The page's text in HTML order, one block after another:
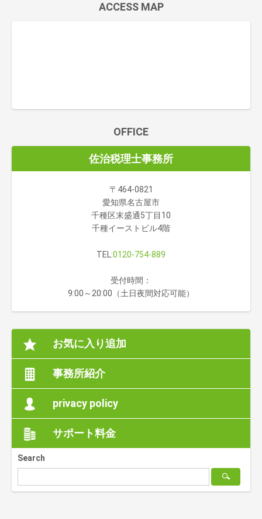
ACCESS MAP
OFFICE
佐治税理士事務所
〒464-0821
愛知県名古屋市
千種区末盛通5丁目10
千種イーストビル4階
TEL:0120-754-889
受付時間：
9:00～20:00（土日夜間対応可能）
お気に入り追加
事務所紹介
privacy policy
サポート料金
Search
